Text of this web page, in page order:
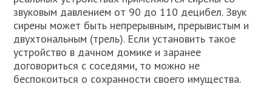
звуковым давлением от 90 до 110 децибел. Звук
сирены может быть непрерывным, прерывистым и
двухтональным (трель). Если установить такое
устройство в дачном домике и заранее
договориться с соседями, то можно не
беспокоиться о сохранности своего имущества.